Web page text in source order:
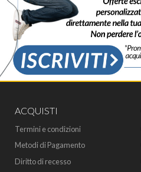
ACQUISTI
Termini e condizioni
Metodi di Pagamento
Diritto di recesso